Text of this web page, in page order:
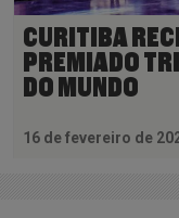
CURITIBA
PREMIADO
DO MUNDO
16 de fevereiro de